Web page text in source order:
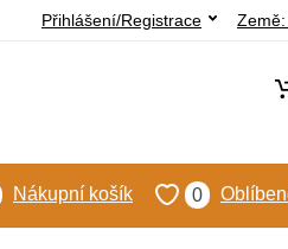
Země:
Přihlášení/Registrace
0
Nákupní košík